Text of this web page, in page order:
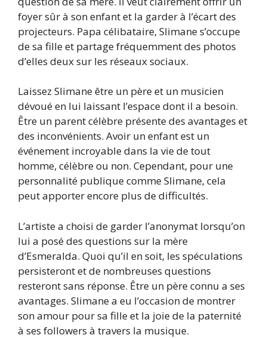
foyer sûr à son enfant et la garder à l’écart des
projecteurs. Papa célibataire, Slimane s’occupe
de sa fille et partage fréquemment des photos
d’elles deux sur les réseaux sociaux.
Laissez Slimane être un père et un musicien
dévoué en lui laissant l’espace dont il a besoin.
Être un parent célèbre présente des avantages et
des inconvénients. Avoir un enfant est un
événement incroyable dans la vie de tout
homme, célèbre ou non. Cependant, pour une
personnalité publique comme Slimane, cela
peut apporter encore plus de difficultés.
L’artiste a choisi de garder l’anonymat lorsqu’on
lui a posé des questions sur la mère
d’Esmeralda. Quoi qu’il en soit, les spéculations
persisteront et de nombreuses questions
resteront sans réponse. Être un père connu a ses
avantages. Slimane a eu l’occasion de montrer
son amour pour sa fille et la joie de la paternité
à ses followers à travers la musique.